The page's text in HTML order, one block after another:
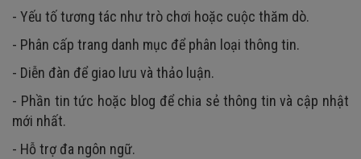
- Yếu tố tương tác như trò chơi hoặc cuộc thăm dò.
- Phân cấp trang danh mục để phân loại thông tin.
- Diễn đàn để giao lưu và thảo luận.
- Phần tin tức hoặc blog để chia sẻ thông tin và cập nhật
mới nhất.
- Hỗ trợ đa ngôn ngữ.